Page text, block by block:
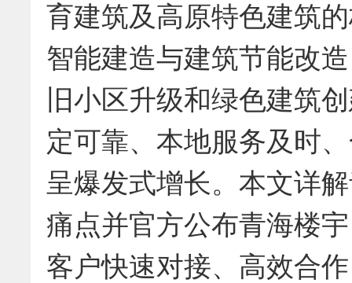
育建筑及高原特色建筑
智能建造与建筑节能改
旧小区升级和绿色建筑
定可靠、本地服务及时
呈爆发式增长。本文详
痛点并官方公布青海楼
客户快速对接、高效合